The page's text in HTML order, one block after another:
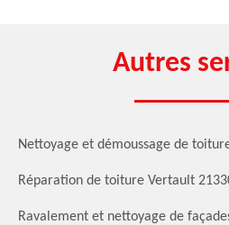
Autres
Nettoyage et démoussage de
Réparation de toiture Vertault
Ravalement et nettoyage de